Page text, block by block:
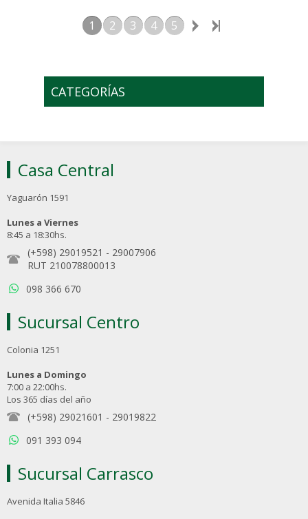
1 2 3 4 5
CATEGORÍAS
Casa Central
Yaguarón 1591
Lunes a Viernes
8:45 a 18:30hs.
(+598) 29019521 - 29007906
RUT 210078800013
098 366 670
Sucursal Centro
Colonia 1251
Lunes a Domingo
7:00 a 22:00hs.
Los 365 días del año
(+598) 29021601 - 29019822
091 393 094
Sucursal Carrasco
Avenida Italia 5846